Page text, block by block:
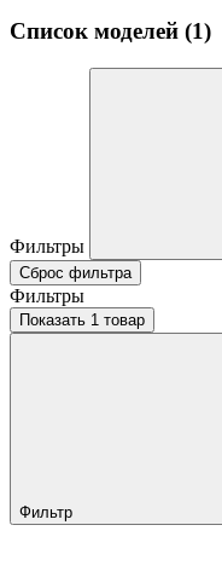
Список моделей (1)
Фильтры
Сброс фильтра
Фильтры
Показать 1 товар
Фильтр